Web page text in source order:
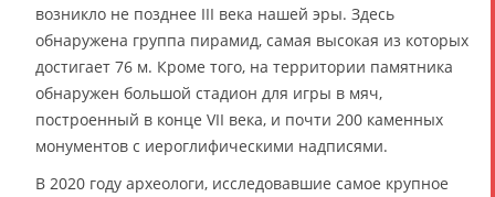
возникло не позднее III века нашей эры. Здесь
обнаружена группа пирамид, самая высокая из которых
достигает 76 м. Кроме того, на территории памятника
обнаружен большой стадион для игры в мяч,
построенный в конце VII века, и почти 200 каменных
монументов с иероглифическими надписями.
В 2020 году археологи, исследовавшие самое крупное